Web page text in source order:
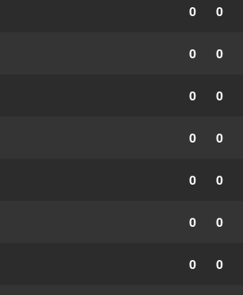
0 0
0 0
0 0
0 0
0 0
0 0
0 0